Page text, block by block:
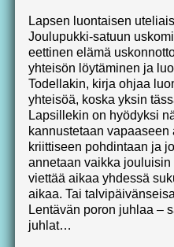
Lapsen luontaisen
Joulupukki-satuun
eettinen elämä
yhteisön löytäminen ja
Todellakin, kirja ohjaa
yhteisöä, koska yksin
Lapsillekin on hyödyksi
kannustetaan
kriittiseen pohdintaan ja
annetaan vaikka
viettää aikaa yhdessä
aikaa. Tai
Lentävän poron juhlaa –
juhlat…